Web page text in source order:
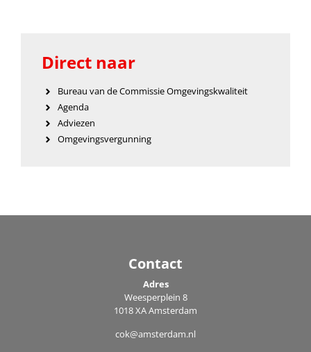
Direct naar
Bureau van de Commissie Omgevingskwaliteit
Agenda
Adviezen
Omgevingsvergunning
Contact
Adres
Weesperplein 8
1018 XA Amsterdam
cok@amsterdam.nl